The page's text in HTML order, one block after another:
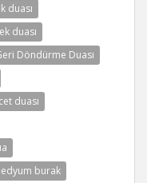
duası
duası
Döndürme Duası
duası
burak